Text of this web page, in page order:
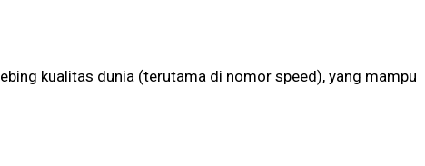
kualitas dunia (terutama di nomor speed), yang mampu